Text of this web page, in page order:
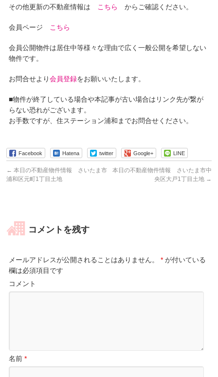
その他更新の不動産情報は こちら からご確認ください。
会員ページ こちら
会員公開物件は居住中等様々な理由で広く一般公開を希望しない
物件です。
お問合せより会員登録をお願いいたします。
■物件が終了している場合や本記事が古い場合はリンク先が繋が
らない恐れがございます。
お手数ですが、住ステーション浦和までお問合せください。
Facebook Hatena twitter Google+ LINE
← 本日の不動産物件情報 さいたま市
浦和区元町1丁目土地
本日の不動産物件情報 さいたま市中
央区大戸1丁目土地 →
コメントを残す
メールアドレスが公開されることはありません。 * が付いている
欄は必須項目です
コメント
名前*